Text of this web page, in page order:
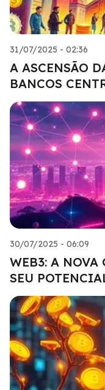
31/07/2025 - 02:36
A ASCENSÃO
BANCOS
30/07/2025 - 06:09
WEB3: A NOVA
SEU